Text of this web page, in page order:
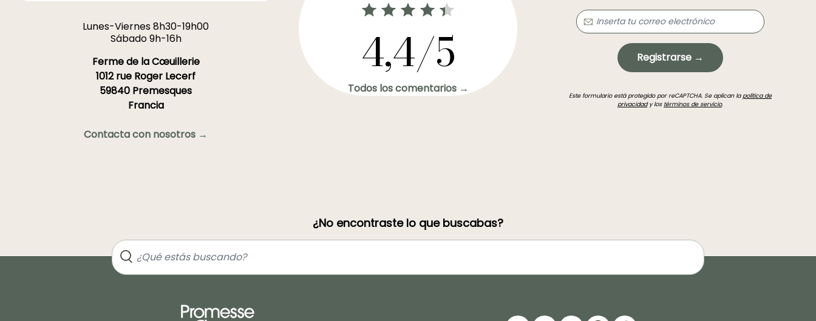
Lunes-Viernes 8h30-19h00
Sábado 9h-16h
Ferme de la Cœuillerie
1012 rue Roger Lecerf
59840 Premesques
Francia
Contacta con nosotros →
4,4/5
Todos los comentarios →
Registrarse →
Este formulario está protegido por reCAPTCHA. Se aplican lapolítica de
privacidady los términos de servicio.
¿No encontraste lo que buscabas?